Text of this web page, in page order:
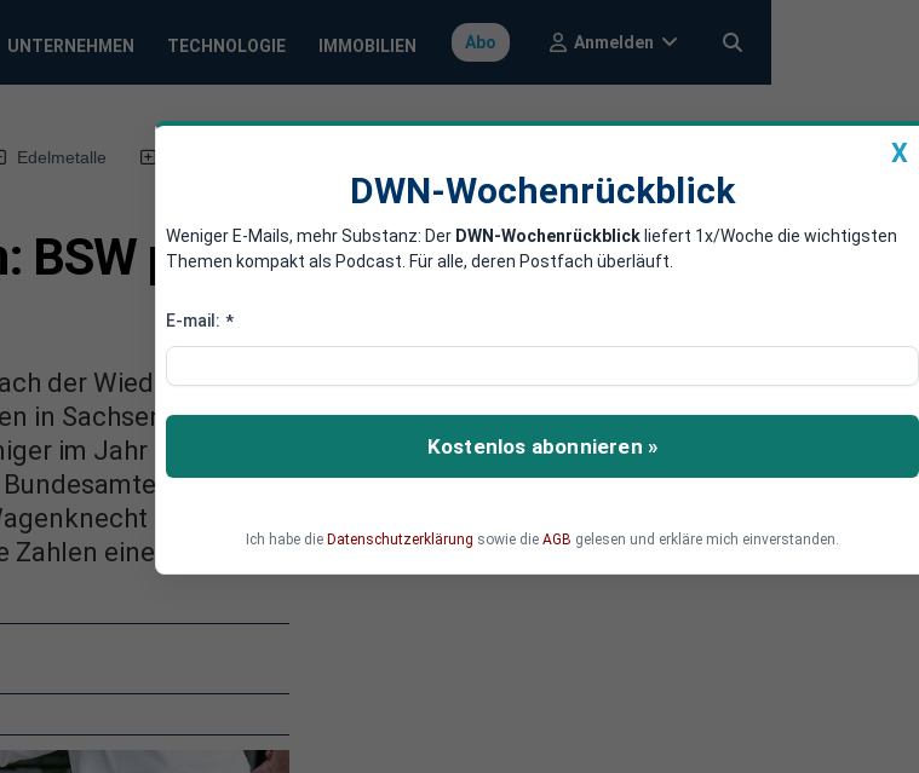
UNTERNEHMEN TECHNOLOGIE IMMOBILIEN Abo Anmelden
Edelmetalle
BSW prangert "skandalösen
der Wiedervereinigung bleibt die Schere bei den
in Sachsen, Sachsen-Anhalt und Thüringen müssen im
im Jahr auskommen als Rentner im Westen. Das
die das Bündnis Sahra Wagenknecht
sprach gegenüber der dpa von einer
einen „Skandal“.
X
DWN-Wochenrückblick
Weniger E-Mails, mehr Substanz: Der DWN-Wochenrückblick liefert 1x/Woche die wichtigsten
Themen kompakt als Podcast. Für alle, deren Postfach überläuft.
E-mail: *
Kostenlos abonnieren »
Ich habe die Datenschutzerklärung sowie die AGB gelesen und erkläre mich einverstanden.